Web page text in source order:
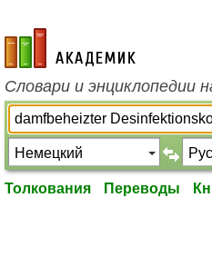
academic.ru
Словари и энциклопедии
Толкования Переводы